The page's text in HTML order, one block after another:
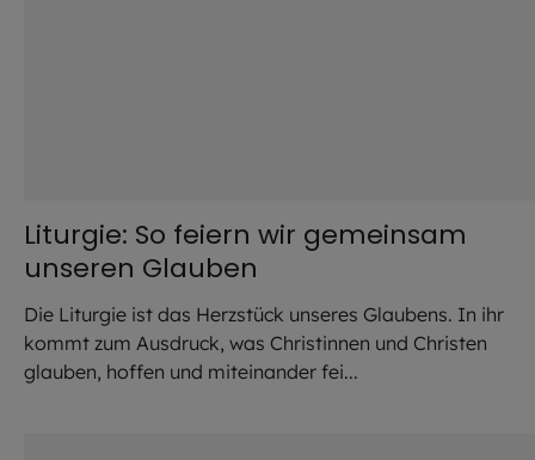
Liturgie: So feiern wir gemeinsam
unseren Glauben
Die Liturgie ist das Herzstück unseres Glaubens. In ihr
kommt zum Ausdruck, was Christinnen und Christen
glauben, hoffen und miteinander fei...